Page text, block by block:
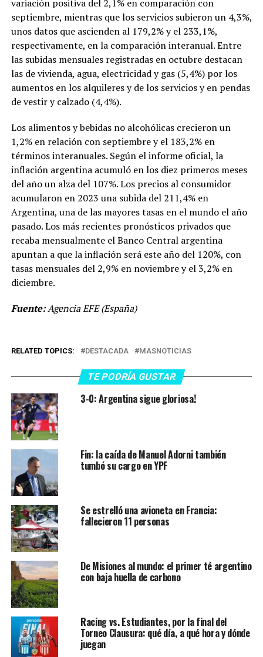
variación positiva del 2,1% en comparación con
septiembre, mientras que los servicios subieron un 4,3%,
unos datos que ascienden al 179,2% y el 233,1%,
respectivamente, en la comparación interanual. Entre
las subidas mensuales registradas en octubre destacan
las de vivienda, agua, electricidad y gas (5,4%) por los
aumentos en los alquileres y de los servicios y en pendas
de vestir y calzado (4,4%).
Los alimentos y bebidas no alcohólicas crecieron un
1,2% en relación con septiembre y el 183,2% en
términos interanuales. Según el informe oficial, la
inflación argentina acumuló en los diez primeros meses
del año un alza del 107%. Los precios al consumidor
acumularon en 2023 una subida del 211,4% en
Argentina, una de las mayores tasas en el mundo el año
pasado. Los más recientes pronósticos privados que
recaba mensualmente el Banco Central argentina
apuntan a que la inflación será este año del 120%, con
tasas mensuales del 2,9% en noviembre y el 3,2% en
diciembre.
Fuente:Agencia EFE (España)
RELATED TOPICS: DESTACADA MASNOTICIAS
TE PODRÍA GUSTAR
3-0: Argentina sigue gloriosa!
Fin: la caída de Manuel Adorni también
tumbó su cargo en YPF
Se estrelló una avioneta en Francia:
fallecieron 11 personas
De Misiones al mundo: el primer té argentino
con baja huella de carbono
Racing vs. Estudiantes, por la final del
Torneo Clausura: qué día, a qué hora y dónde
juegan